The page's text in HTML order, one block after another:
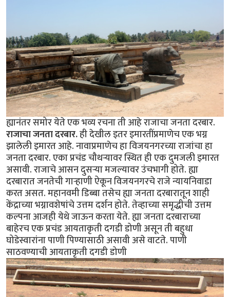
ह्यानंतर समोर येते एक भव्य रचना ती आहे राजाचा जनता दरबार.
राजाचा जनता दरबार.ही देखील इतर इमारतींप्रमाणेच एक भग्न
झालेली इमारत आहे. नावाप्रमाणेच हा विजयनगरच्या राजांचा हा
जनता दरबार. एका प्रचंड चौथर्‍यावर स्थित ही एक दुमजली इमारत
असावी. राजाचे आसन दुसर्‍या मजल्यावर उंचभागी होते. ह्या
दरबारात जनतेची गार्‍हाणी ऐकून विजयनगरचे राजे न्यायनिवाडा
करत असत. महानवमी डिब्बा तसेच ह्या जनता दरबारातून शाही
केंद्राच्या भग्नावशेषांचे उत्तम दर्शन होते. तेव्हाच्या समृद्धीची उत्तम
कल्पना आजही येथे जाऊन करता येते. ह्या जनता दरबाराच्या
बाहेरच एक प्रचंड आयताकृती दगडी डोणी असून ती बहुधा
घोडेस्वारांना पाणी पिण्यासाठी असावी असे वाटते. पाणी
साठवण्याची आयताकृती दगडी डोणी